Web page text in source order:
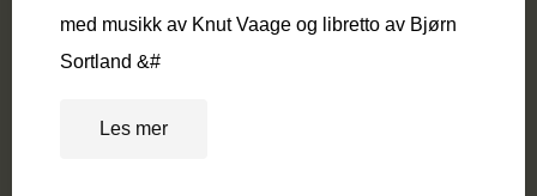
med musikk av Knut Vaage og libretto av Bjørn
Sortland &#
Les mer